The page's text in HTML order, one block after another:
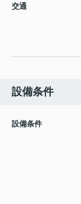
交通
設備条件
設備条件